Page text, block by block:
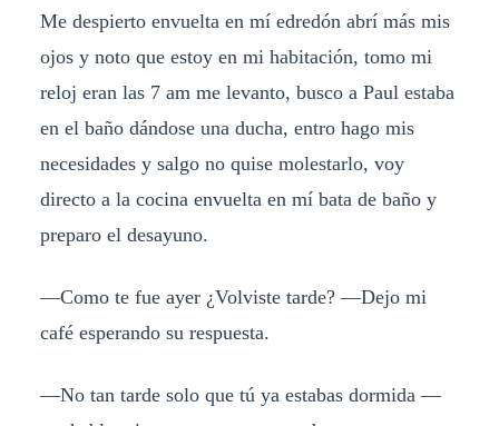
Me despierto envuelta en mí edredón abrí más mis
ojos y noto que estoy en mi habitación, tomo mi
reloj eran las 7 am me levanto, busco a Paul estaba
en el baño dándose una ducha, entro hago mis
necesidades y salgo no quise molestarlo, voy
directo a la cocina envuelta en mí bata de baño y
preparo el desayuno.
—Como te fue ayer ¿Volviste tarde? —Dejo mi
café esperando su respuesta.
—No tan tarde solo que tú ya estabas dormida —